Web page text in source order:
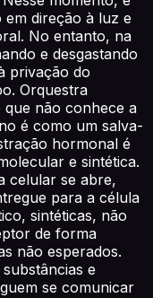
em direção à luz e
No entanto, na
e desgastando
privação do
Orquestra
não conhece a
é como um salva-
hormonal é
e sintética.
celular se abre,
para a célula
sintéticas, não
de forma
não esperados.
e
se comunicar